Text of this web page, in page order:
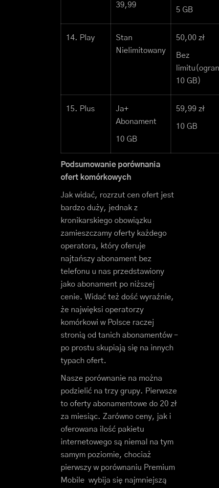
39,99
5 GB
14. Play
Stan
Nielimitowany
50,00 zł
Bez
limitu
10 GB)
15. Plus
Ja+
Abonament
10 GB
59,99 zł
10 GB
Podsumowanie porównania
ofert komórkowych
Jak widać, rozrzut cen ofert jest
bardzo duży, jednak z
kronikarskiego obowiązku
zamieszczamy oferty każdego
operatora, który oferuje
najtańszy abonament bez
telefonu u nas przedstawiony
jako abonament po niższej
cenie. Widać też dość wyraźnie,
że najwięksi operatorzy
komórkowi w Polsce raczej
stronią od tanich abonamentów –
po prostu skupiają się na innych
typach ofert.
Nasze porównanie na można
podzielić na trzy grupy. Pierwsze
to oferty abonamentowe do 20 zł
za miesiąc. Zarówno ceny, jak i
oferowana ilość pakietu
internetowego są niemal na tym
samym poziomie, chociaż
pierwszy w porównaniu Premium
Mobile wybija się najmniejszą